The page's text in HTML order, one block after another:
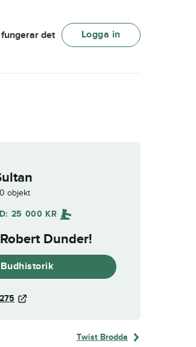
det Logga in
objekt
25 000 KR
Robert Dunder!
Budhistorik
Twist Brodda